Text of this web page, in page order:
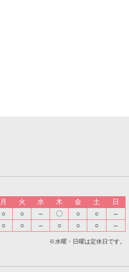
月 火 水 木 金 土
日
○ ○ – 〇 ○ ○
–
○ ○ – ○ ○ ○ –
※水曜・日曜は定休日です。